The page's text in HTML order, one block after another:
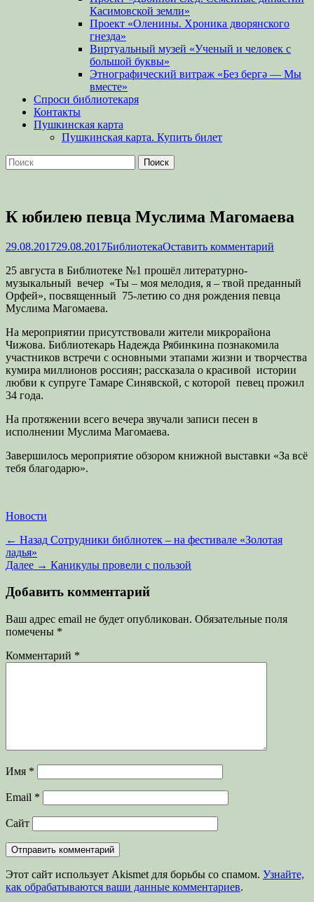
Касимовской земли»
Проект «Оленины. Хроника дворянского
гнезда»
Виртуальный музей «Ученый и человек с
большой буквы»
Этнографический витраж «Без бергə — Мы
вместе»
Спроси библиотекаря
Контакты
Пушкинская карта
Пушкинская карта. Купить билет
Поиск
Найти:
К юбилею певца Муслима Магомаева
Опубликовано
29.08.201729.08.2017Автор
БиблиотекаОставить комментарий
25 августа в Библиотеке №1 прошёл литературно-
музыкальный вечер «Ты – моя мелодия, я – твой преданный
Орфей», посвященный 75-летию со дня рождения певца
Муслима Магомаева.
На мероприятии присутствовали жители микрорайона
Чижова. Библиотекарь Надежда Рябинкина познакомила
участников встречи с основными этапами жизни и творчества
кумира миллионов россиян; рассказала о красивой истории
любви к супруге Тамаре Синявской, с которой певец прожил
34 года.
На протяжении всего вечера звучали записи песен в
исполнении Муслима Магомаева.
Завершилось мероприятие обзором книжной выставки «За всё
тебя благодарю».
Категории
Новости
Навигация
по
← Назад Предыдущая
Сотрудники библиотек – на фестивале «Золотая
ладья»
Далее → Следующая
Каникулы провели с пользой
Добавить комментарий
Ваш адрес email не будет опубликован. Обязательные поля
помечены *
Комментарий *
Имя *
Email *
Сайт
Этот сайт использует Akismet для борьбы со спамом. Узнайте,
как обрабатываются ваши данные комментариев.